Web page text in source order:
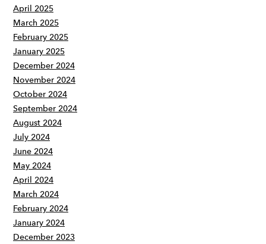
April 2025
March 2025
February 2025
January 2025
December 2024
November 2024
October 2024
September 2024
August 2024
July 2024
June 2024
May 2024
April 2024
March 2024
February 2024
January 2024
December 2023